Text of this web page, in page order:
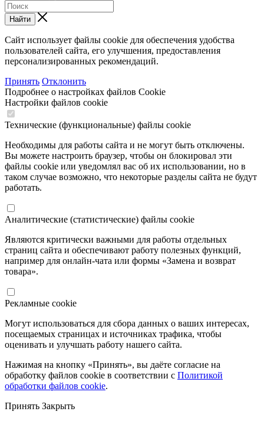
Найти
Сайт использует файлы cookie для обеспечения удобства
пользователей сайта, его улучшения, предоставления
персонализированных рекомендаций.
Принять Отклонить
Подробнее о настройках файлов Cookie
Настройки файлов cookie
Технические (функциональные) файлы cookie
Необходимы для работы сайта и не могут быть отключены.
Вы можете настроить браузер, чтобы он блокировал эти
файлы cookie или уведомлял вас об их использовании, но в
таком случае возможно, что некоторые разделы сайта не будут
работать.
Аналитические (статистические) файлы cookie
Являются критически важными для работы отдельных
страниц сайта и обеспечивают работу полезных функций,
например для онлайн-чата или формы «Замена и возврат
товара».
Рекламные cookie
Могут использоваться для сбора данных о ваших интересах,
посещаемых страницах и источниках трафика, чтобы
оценивать и улучшать работу нашего сайта.
Нажимая на кнопку «Принять», вы даёте согласие на
обработку файлов cookie в соответствии с Политикой
обработки файлов cookie.
Принять Закрыть